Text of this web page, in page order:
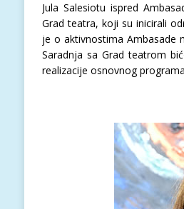
Jula Salesiotu ispred
Grad teatra, koji su inicirali
je o aktivnostima Ambasade
Saradnja sa Grad teatrom
realizacije osnovnog